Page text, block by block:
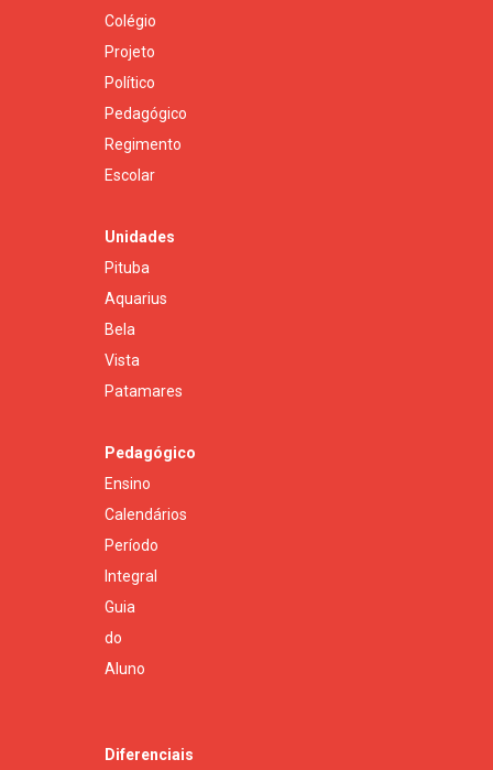
Colégio
Projeto
Político
Pedagógico
Regimento
Escolar
Unidades
Pituba
Aquarius
Bela
Vista
Patamares
Pedagógico
Ensino
Calendários
Período
Integral
Guia
do
Aluno
Diferenciais